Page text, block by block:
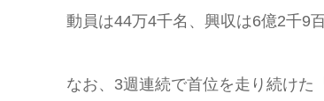
動員は44万4千名、興収は6億2千9百
なお、3週連続で首位を走り続けた